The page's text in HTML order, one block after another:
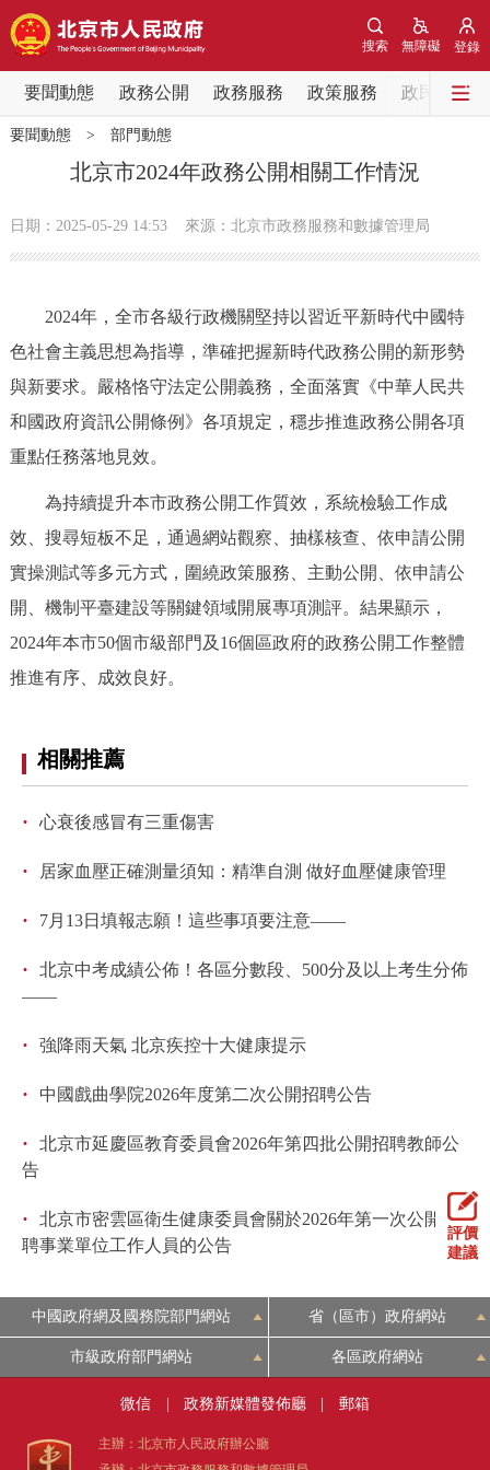
登錄
無障礙
搜索
要聞動態 政務公開 政務服務 政策服務 政民互動
要聞動態
黨中央精神
政務公開
市領導 機構職能 政策服務
政策兌現
決策公開 專題公開
政務服務
仲介服務
政民互動
12345網上接訴即辦 我要諮詢 我要建議
參與調查 線上訪談
北京概況 十六區概覽
多語種
ENGLISH 한국어 日本語
ESPAÑOL العربية PORTUGUÊS
ITALIANO
要聞動態> 部門動態
北京市2024年政務公開相關工作情況
日期：2025-05-29 14:53 來源：北京市政務服務和數據管理局
2024年，全市各級行政機關堅持以習近平新時代中國特
色社會主義思想為指導，準確把握新時代政務公開的新形勢
與新要求。嚴格恪守法定公開義務，全面落實《中華人民共
和國政府資訊公開條例》各項規定，穩步推進政務公開各項
重點任務落地見效。
為持續提升本市政務公開工作質效，系統檢驗工作成
效、搜尋短板不足，通過網站觀察、抽樣核查、依申請公開
實操測試等多元方式，圍繞政策服務、主動公開、依申請公
開、機制平臺建設等關鍵領域開展專項測評。結果顯示，
2024年本市50個市級部門及16個區政府的政務公開工作整體
推進有序、成效良好。
相關推薦
· 心衰後感冒有三重傷害
· 居家血壓正確測量須知：精準自測 做好血壓健康管理
· 7月13日填報志願！這些事項要注意——
·
北京中考成績公佈！各區分數段、500分及以上考生分佈
——
· 強降雨天氣 北京疾控十大健康提示
· 中國戲曲學院2026年度第二次公開招聘公告
·
北京市延慶區教育委員會2026年第四批公開招聘教師公
告
·
北京市密雲區衛生健康委員會關於2026年第一次公開招
聘事業單位工作人員的公告
評價
建議
中國政府網及國務院部門網站 省（區市）政府網站
市級政府部門網站 各區政府網站
微信 政務新媒體發佈廳 郵箱
主辦：北京市人民政府辦公廳